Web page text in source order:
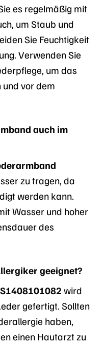
es regelmäßig mit
um Staub und
Sie Feuchtigkeit
Verwenden Sie
um das
und vor dem
auch im
zu tragen, da
werden kann.
Wasser und hoher
des
geeignet?
wird
gefertigt. Sollten
haben,
einen Hautarzt zu